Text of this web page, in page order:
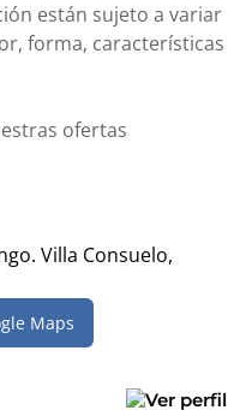
están sujeto a variar
forma, características
ofertas
Villa Consuelo,
Maps